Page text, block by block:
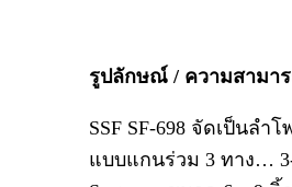
รูปลักษณ์ / ความสามา
SSF SF-698 จัดเป็นลำ
แบบแกนร่วม 3 ทาง… 3-